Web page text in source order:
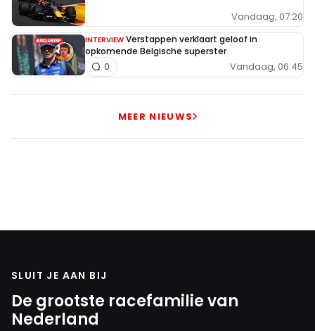
RoBoRacer
5 oktober 2025 19:11
NOR was beetje ziek en dat gebeurt iedereen toch
Vandaag, 07:20
INTERVIEW Verstappen verklaart geloof in
opkomende Belgische superster
Vandaag, 06:45
0
MEER NIEUWS
SLUIT JE AAN BIJ
De grootste racefamilie van
Nederland